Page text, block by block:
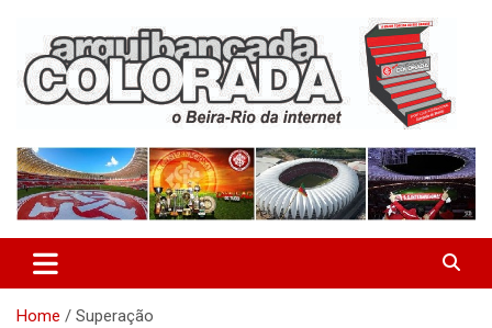
content
Arquibancada Colorada
Home Superação